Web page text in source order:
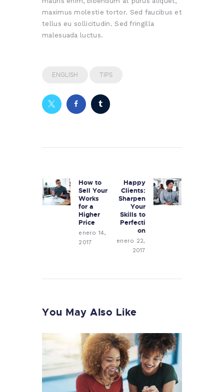
maximus molestie tortor. Sed faucibus et
tellus eu sollicitudin. Sed fringilla
malesuada luctus.
ENGLISH TIPS
entradas
Previous
post:
How to
Sell Your
Works
for a
Higher
Price
enero 14,
2017
Next
post:
Happy
Clients:
Sharpen
Your
Skills to
Perfecti
on
enero 22,
2017
You May Also Like